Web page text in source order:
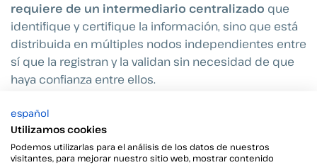
requiere de un intermediario centralizado que
identifique y certifique la información, sino que está
distribuida en múltiples nodos independientes entre
sí que la registran y la validan sin necesidad de que
haya confianza entre ellos.
La información, una vez introducida,
borrada, solo se podrán añadir nuevos registros
no será legitimada a menos que la mayoría de ellos
español
Utilizamos cookies
Podemos utilizarlas para el análisis de los datos de nuestros
visitantes, para mejorar nuestro sitio web, mostrar contenido